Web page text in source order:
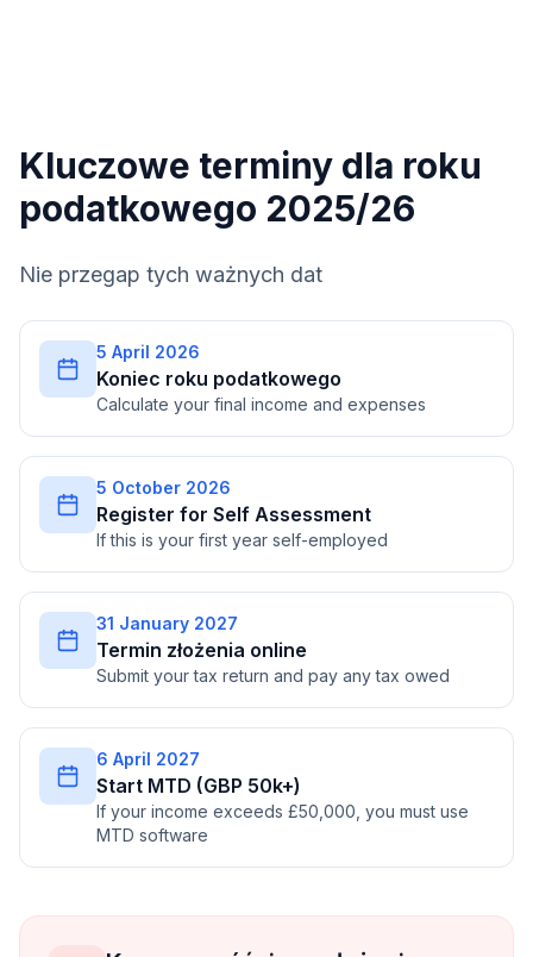
Kluczowe terminy dla roku
podatkowego 2025/26
Nie przegap tych ważnych dat
5 April 2026
Koniec roku podatkowego
Calculate your final income and expenses
5 October 2026
Register for Self Assessment
If this is your first year self-employed
31 January 2027
Termin złożenia online
Submit your tax return and pay any tax owed
6 April 2027
Start MTD (GBP 50k+)
If your income exceeds £50,000, you must use
MTD software